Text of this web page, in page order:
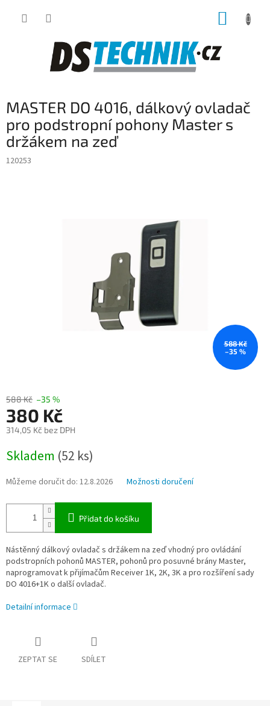
MASTER DO 4016, dálkový ovladač
pro podstropní pohony Master s
držákem na zeď
120253
588 Kč
–35 %
588 Kč –35 %
380 Kč
314,05 Kč bez DPH
cena:
Skladem (52 ks)
Můžeme doručit do: 12.8.2026 Možnosti doručení
Přidat do košíku
Nástěnný dálkový ovladač s držákem na zeď vhodný pro ovládání
podstropních pohonů MASTER, pohonů pro posuvné brány Master,
naprogramovat k přijímačům Receiver 1K, 2K, 3K a pro rozšíření sady
DO 4016+1K o další ovladač.
Detailní informace
ZEPTAT SE SDÍLET